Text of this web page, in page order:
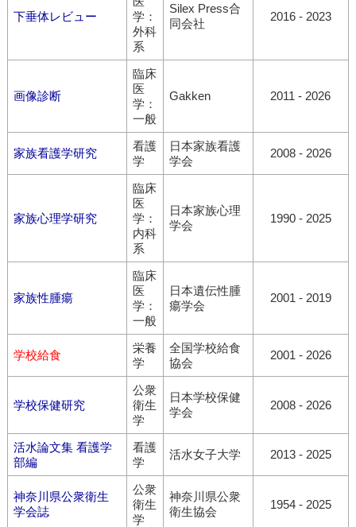
下垂体レビュー
学：
外科
系
Silex Press合
同会社
2016 - 2023
画像診断
臨床
医
学：
一般
Gakken 2011 - 2026
家族看護学研究
看護
学
日本家族看護
学会
2008 - 2026
家族心理学研究
臨床
医
学：
内科
系
日本家族心理
学会
1990 - 2025
家族性腫瘍
臨床
医
学：
一般
日本遺伝性腫
瘍学会
2001 - 2019
学校給食
栄養
学
全国学校給食
協会
2001 - 2026
学校保健研究
公衆
衛生
学
日本学校保健
学会
2008 - 2026
活水論文集 看護学
部編
看護
学
活水女子大学 2013 - 2025
神奈川県公衆衛生
学会誌
公衆
衛生
学
神奈川県公衆
衛生協会
1954 - 2025